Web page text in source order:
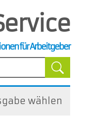
für Arbeitgeber
wählen